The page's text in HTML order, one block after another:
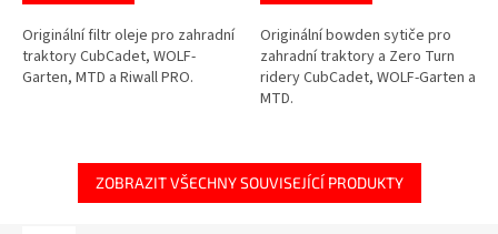
Originální filtr oleje pro zahradní
traktory CubCadet, WOLF-
Garten, MTD a Riwall PRO.
Originální bowden sytiče pro
zahradní traktory a Zero Turn
ridery CubCadet, WOLF-Garten a
MTD.
ZOBRAZIT VŠECHNY SOUVISEJÍCÍ PRODUKTY